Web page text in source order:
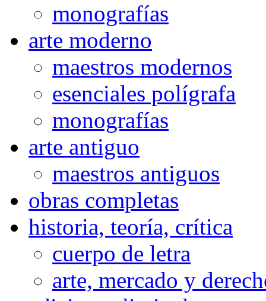
monografías
arte moderno
maestros modernos
esenciales polígrafa
monografías
arte antiguo
maestros antiguos
obras completas
historia, teoría, crítica
cuerpo de letra
arte, mercado y